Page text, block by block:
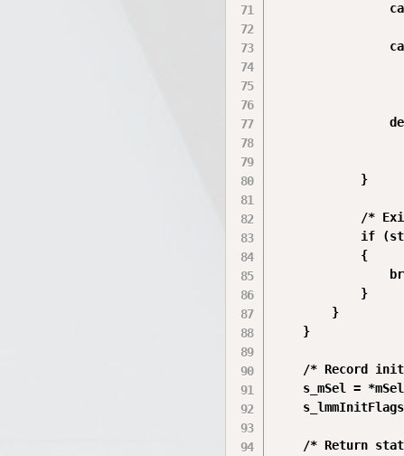
            }
/*
if
            {
            }
        }
    }
/* Record
s_mSel =
/* Return